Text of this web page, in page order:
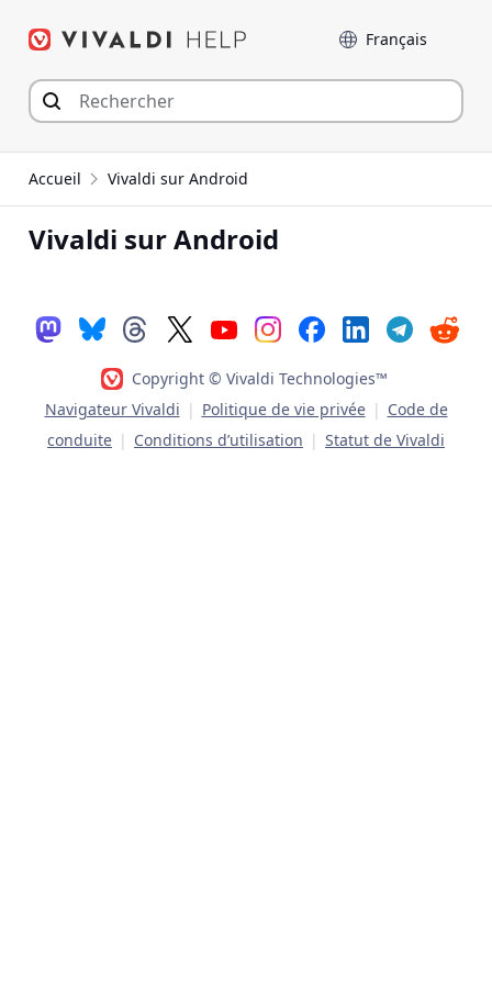
Langue
Accueil Vivaldi sur Android
Vivaldi sur Android
Copyright © Vivaldi Technologies™
Navigateur Vivaldi | Politique de vie privée | Code de
conduite | Conditions d’utilisation | Statut de Vivaldi